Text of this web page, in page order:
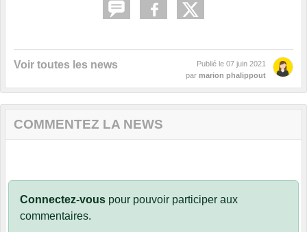
Voir toutes les news Publié le 07 juin 2021
par marion phalippout
COMMENTEZ LA NEWS
Connectez-vous pour pouvoir participer aux
commentaires.